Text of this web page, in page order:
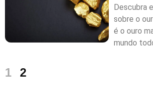
Descubra
sobre o
é o ouro
mundo
1 2